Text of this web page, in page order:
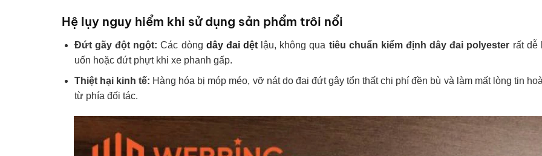
Hệ lụy nguy hiểm khi sử dụng sản phẩm trôi nổi
Đứt gãy đột ngột: Các dòng dây đai dệtlậu, không qua tiêu chuẩn kiểm định dây đai polyester rất dễ
uốn hoặc đứt phựt khi xe phanh gấp.
Thiệt hại kinh tế: Hàng hóa bị móp méo, vỡ nát do đai đứt gây tổn thất chi phí đền bù và làm mất lòng tin
từ phía đối tác.